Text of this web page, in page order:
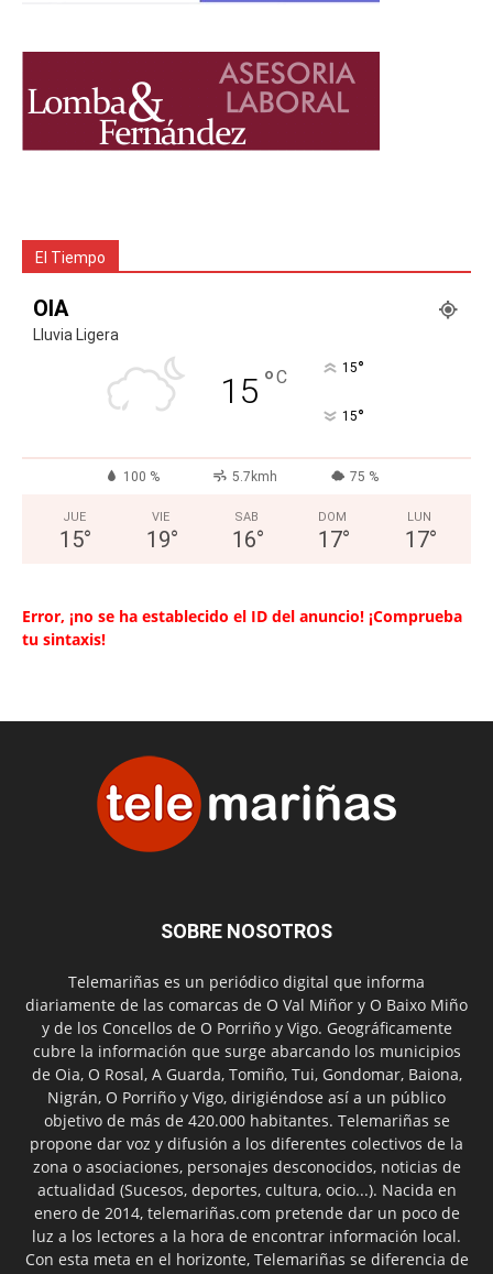
El Tiempo
OIA
Lluvia Ligera
15 °C 15°
15°
100 % 5.7kmh 75 %
JUE
15°
VIE
19°
SAB
16°
DOM
17°
LUN
17°
Error, ¡no se ha establecido el ID del anuncio! ¡Comprueba
tu sintaxis!
SOBRE NOSOTROS
Telemariñas es un periódico digital que informa
diariamente de las comarcas de O Val Miñor y O Baixo Miño
y de los Concellos de O Porriño y Vigo. Geográficamente
cubre la información que surge abarcando los municipios
de Oia, O Rosal, A Guarda, Tomiño, Tui, Gondomar, Baiona,
Nigrán, O Porriño y Vigo, dirigiéndose así a un público
objetivo de más de 420.000 habitantes. Telemariñas se
propone dar voz y difusión a los diferentes colectivos de la
zona o asociaciones, personajes desconocidos, noticias de
actualidad (Sucesos, deportes, cultura, ocio...). Nacida en
enero de 2014, telemariñas.com pretende dar un poco de
luz a los lectores a la hora de encontrar información local.
Con esta meta en el horizonte, Telemariñas se diferencia de